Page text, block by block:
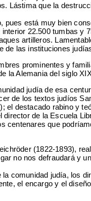
Lástima que la
está muy bien
22.500 tumbas y
artilleros.
las instituciones
prominentes y
la Alemania del siglo
judía de esa
de los textos judíos
el destacado rabino y
de la Escuela
centenares que
(1822-1893),
no nos defraudará y
comunidad judía, los
el encargo y el